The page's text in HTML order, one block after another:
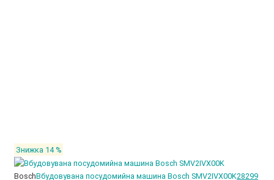
Знижка 14 %
BoschВбудовувана посудомийна машина Bosch SMV2IVX00K28299